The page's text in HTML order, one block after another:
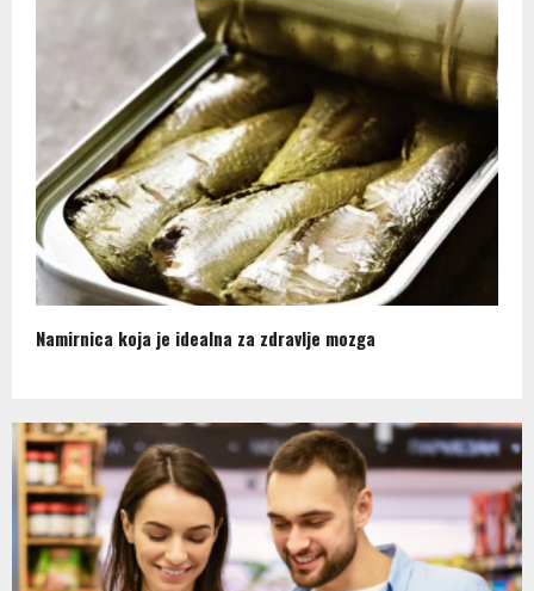
Namirnica koja je idealna za zdravlje mozga